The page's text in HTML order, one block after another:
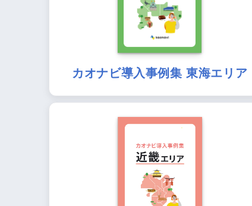
カオナビ導入事例集 東海エリア